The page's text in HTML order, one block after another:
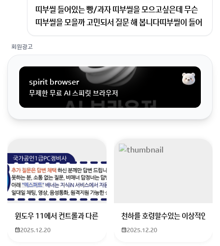
띠부씰 들어있는 빵/과자 띠부씰을 모으고싶은데 무슨
띠부씰을 모을까 고민되서 질문 해 봅니다띠부씰이 들어
있는
질문 해 봅니다띠부씰이 들어있는 빵 과자 젤리 등 무엇
이 있을까요?한정판 같은것 보단 오래 모을수 있는 띠부
씰이면 좋을것 같아요!
포켓몬이나 크보 추천해요
회원가입 혹은 광고 [X]를 누르면 내용이 보입니다
회원광고
spirit browser
무제한 무료 AI 스피릿 브라우저
윈도우 11에서 컨트롤과 다른 키가 같이 안눌림 게임을 하는 중에 컨트
2025.12.20
천하를 호령할수있는 이상적인 몸
2025.12.20